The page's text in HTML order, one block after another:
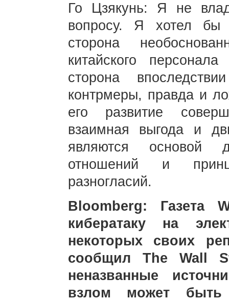
Го Цзякунь: Я не
вопросу. Я хотел бы
сторона
китайского
сторона
контрмеры, правда и
его развитие
взаимная выгода и
являются основой
отношений и
разногласий.
Bloomberg: Газета
кибератаку на
некоторых своих
сообщил The Wall
неназванные
взлом может быть